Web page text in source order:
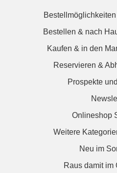
Bestellen & nach
Kaufen & in den
Reservieren &
Prospekte
Onlineshop
Weitere
Neu im
Raus damit im